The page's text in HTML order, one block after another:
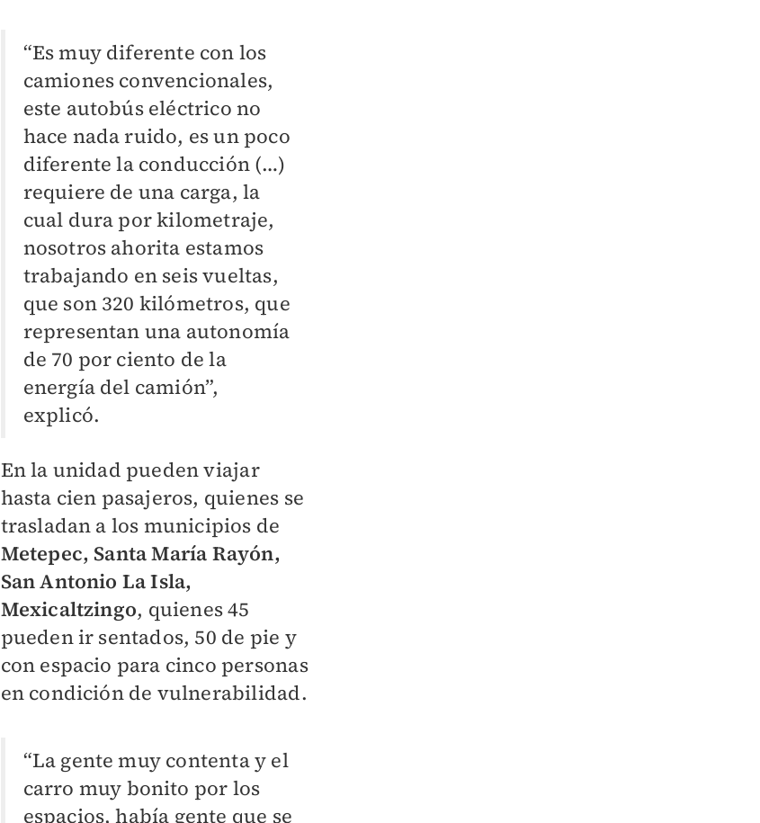
“Es muy diferente con los
camiones convencionales,
este autobús eléctrico no
hace nada ruido, es un poco
diferente la conducción (…)
requiere de una carga, la
cual dura por kilometraje,
nosotros ahorita estamos
trabajando en seis vueltas,
que son 320 kilómetros, que
representan una autonomía
de 70 por ciento de la
energía del camión”,
explicó.
En la unidad pueden viajar
hasta cien pasajeros, quienes se
trasladan a los municipios de
Metepec, Santa María Rayón,
San Antonio La Isla,
Mexicaltzingo, quienes 45
pueden ir sentados, 50 de pie y
con espacio para cinco personas
en condición de vulnerabilidad.
“La gente muy contenta y el
carro muy bonito por los
espacios, había gente que se